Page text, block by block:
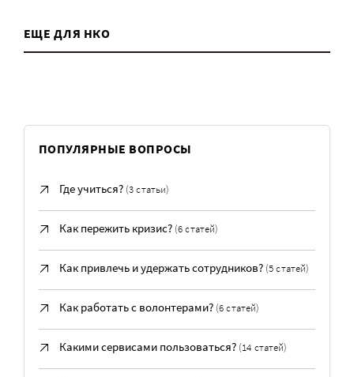
ЕЩЕ ДЛЯ НКО
ПОПУЛЯРНЫЕ ВОПРОСЫ
Где учиться? (3 статьи)
Как пережить кризис? (6 статей)
Как привлечь и удержать сотрудников? (5 статей)
Как работать с волонтерами? (6 статей)
Какими сервисами пользоваться? (14 статей)